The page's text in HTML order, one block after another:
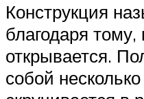
Конструкция
благодаря тому,
открывается.
собой